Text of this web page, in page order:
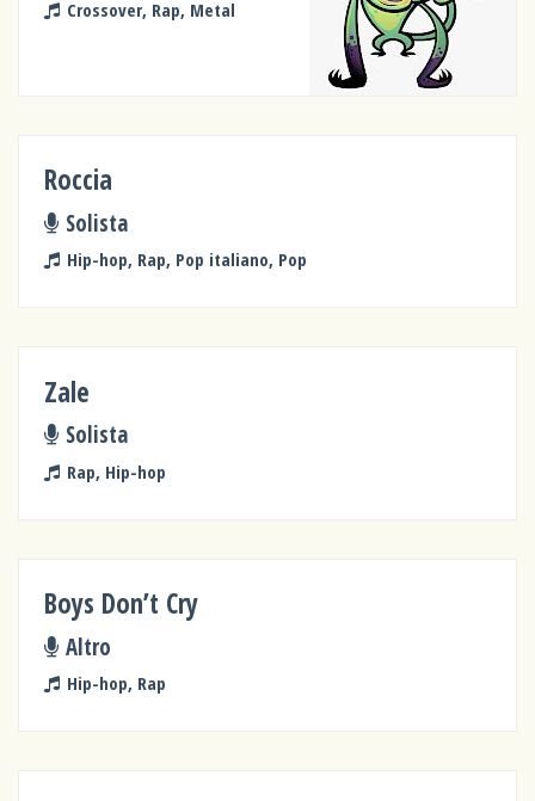
Crossover, Rap, Metal
Roccia
Solista
Hip-hop, Rap, Pop italiano, Pop
Zale
Solista
Rap, Hip-hop
Boys Don’t Cry
Altro
Hip-hop, Rap